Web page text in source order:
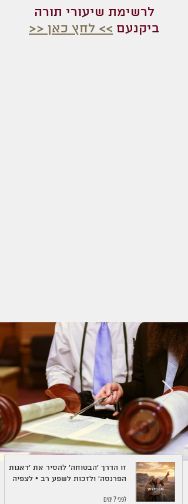
לרשימת שיעורי תורה
ביקנעם >> לחץ כאן <<
זו הדרך 'הבטוחה' להסיר את 'דאגות
הפרנסה' ולזכות לשפע רב • לצפיה
לפני 7 ימים